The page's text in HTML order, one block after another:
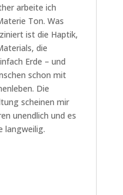
arbeite ich
Ton. Was
ist die Haptik,
die
Erde – und
schon mit
Die
scheinen mir
unendlich und es
langweilig.